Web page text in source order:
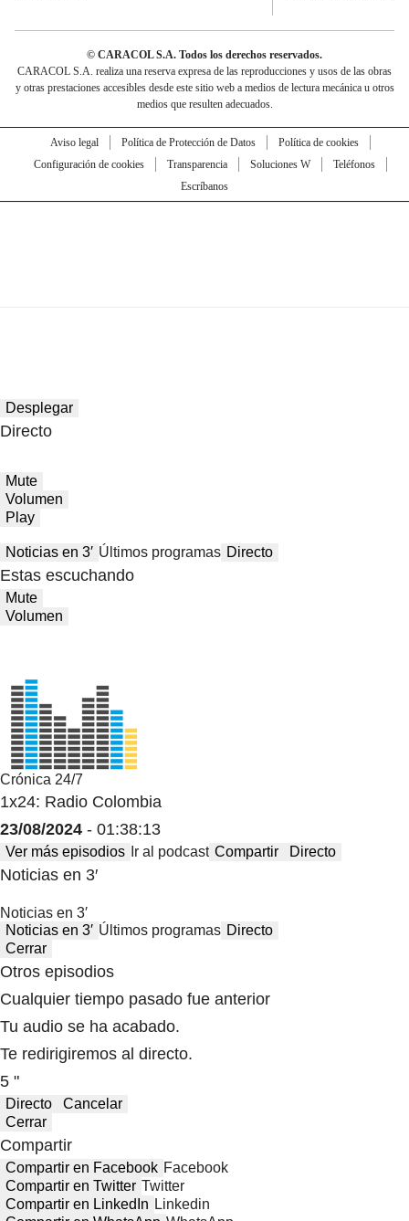
© CARACOL S.A. Todos los derechos reservados.
CARACOL S.A. realiza una reserva expresa de las reproducciones y usos de las obras
y otras prestaciones accesibles desde este sitio web a medios de lectura mecánica u otros
medios que resulten adecuados.
Aviso legal Política de Protección de Datos
Política de cookies
Configuración de cookies
Transparencia Soluciones W
Teléfonos
Escríbanos
Desplegar
Directo
Mute
Volumen
Play
Noticias en 3′ Últimos programas Directo
Estas escuchando
Mute
Volumen
Crónica 24/7
1x24: Radio Colombia
23/08/2024 - 01:38:13
Ver más episodios Ir al podcast Compartir Directo
Noticias en 3′
Noticias en 3′
Noticias en 3′ Últimos programas Directo
Cerrar
Otros episodios
Cualquier tiempo pasado fue anterior
Tu audio se ha acabado.
Te redirigiremos al directo.
5 "
Directo
Cancelar
Cerrar
Compartir
Compartir en Facebook Facebook
Compartir en Twitter Twitter
Compartir en LinkedIn Linkedin